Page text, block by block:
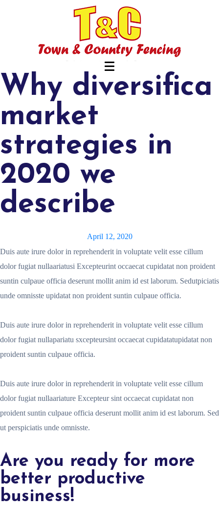
Why diversifica
market
strategies in
2020 we
describe
April 12, 2020
Duis aute irure dolor in reprehenderit in voluptate velit esse cillum
dolor fugiat nullaariatusi Excepteurint occaecat cupidatat non proident
suntin culpaue officia deserunt mollit anim id est laborum. Sedutpiciatis
unde omnisste upidatat non proident suntin culpaue officia.
Duis aute irure dolor in reprehenderit in voluptate velit esse cillum
dolor fugiat nullapariatu sxcepteursint occaecat cupidatatupidatat non
proident suntin culpaue officia.
Duis aute irure dolor in reprehenderit in voluptate velit esse cillum
dolor fugiat nullaariature Excepteur sint occaecat cupidatat non
proident suntin culpaue officia deserunt mollit anim id est laborum. Sed
ut perspiciatis unde omnisste.
Are you ready for more
better productive
business!